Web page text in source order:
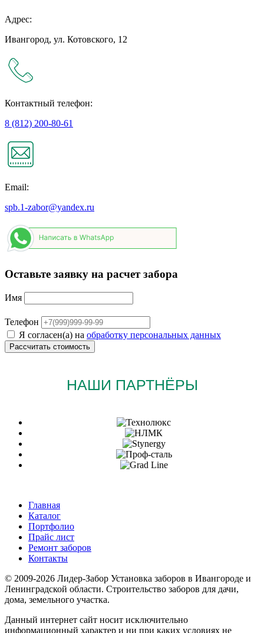
Адрес:
Ивангород, ул. Котовского, 12
Контактный телефон:
8 (812) 200-80-61
Email:
spb.1-zabor@yandex.ru
Оставьте заявку на расчет забора
Имя
Телефон
Я согласен(а) на обработку персональных данных
НАШИ ПАРТНЁРЫ
Главная
Каталог
Портфолио
Прайс лист
Ремонт заборов
Контакты
© 2009-2026 Лидер-Забор Установка заборов в Ивангороде и
Ленинградской области. Строительство заборов для дачи,
дома, земельного участка.
Данный интернет сайт носит исключительно
информационный характер и ни при каких условиях не